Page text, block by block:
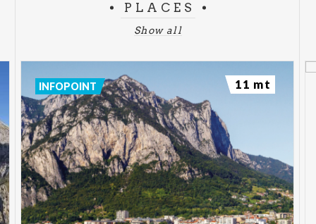
PLACES
Show all
INFOPOINT 11 mt